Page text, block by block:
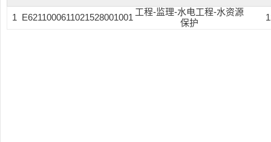
1 E6211000611021528001001
工程-监理-水电工程-水资源
保护